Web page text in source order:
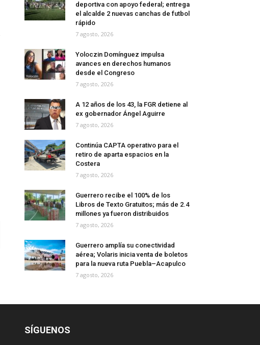
deportiva con apoyo federal; entrega
el alcalde 2 nuevas canchas de futbol
rápido
7 agosto, 2026
Yoloczin Domínguez impulsa
avances en derechos humanos
desde el Congreso
7 agosto, 2026
A 12 años de los 43, la FGR detiene al
ex gobernador Ángel Aguirre
7 agosto, 2026
Continúa CAPTA operativo para el
retiro de aparta espacios en la
Costera
7 agosto, 2026
Guerrero recibe el 100% de los
Libros de Texto Gratuitos; más de 2.4
millones ya fueron distribuidos
7 agosto, 2026
Guerrero amplía su conectividad
aérea; Volaris inicia venta de boletos
para la nueva ruta Puebla–Acapulco
7 agosto, 2026
SÍGUENOS